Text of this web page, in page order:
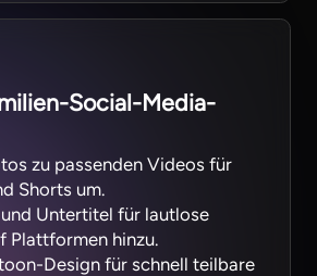
Social-Media-
zu passenden Videos für
Shorts um.
und Untertitel für lautlose
Plattformen hinzu.
Design für schnell teilbare